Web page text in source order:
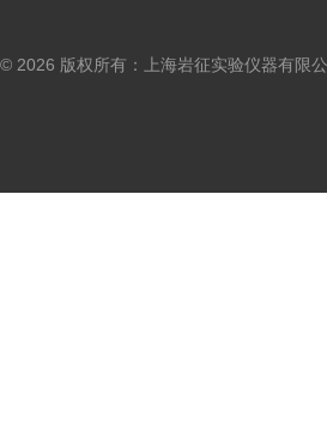
© 2026 版权所有：上海岩征实验仪器有限